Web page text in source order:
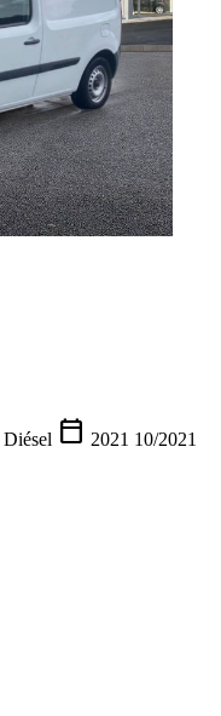
Diésel calendar_today 2021 10/2021